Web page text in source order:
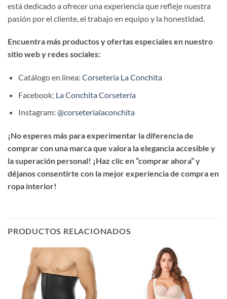
está dedicado a ofrecer una experiencia que refleje nuestra
pasión por el cliente, el trabajo en equipo y la honestidad.
Encuentra más productos y ofertas especiales en nuestro
sitio web y redes sociales:
Catálogo en línea: Corsetería La Conchita
Facebook: La Conchita Corsetería
Instagram: @corseterialaconchita
¡No esperes más para experimentar la diferencia de
comprar con una marca que valora la elegancia accesible y
la superación personal! ¡Haz clic en “comprar ahora” y
déjanos consentirte con la mejor experiencia de compra en
ropa interior!
PRODUCTOS RELACIONADOS